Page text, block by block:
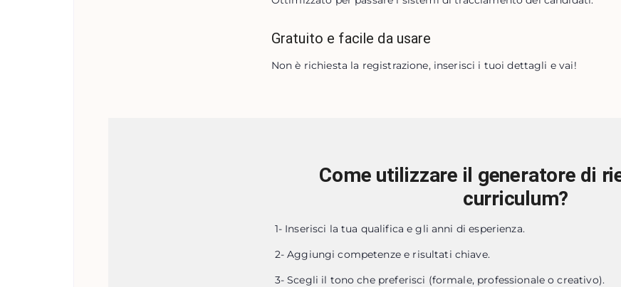
Gratuito e facile da usare
Non è richiesta la registrazione, inserisci i tuoi dettagli e vai!
Come utilizzare il generatore di
curriculum?
1- Inserisci la tua qualifica e gli anni di esperienza.
2-Aggiungi competenze e risultati chiave.
3-Scegli il tono che preferisci (formale, professionale o creativo).